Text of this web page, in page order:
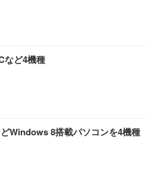
など4機種
Windows 8搭載パソコンを4機種